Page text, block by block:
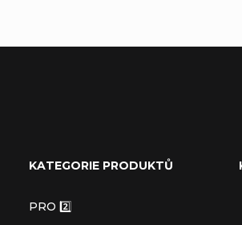
KATEGORIE PRODUKTŮ
PRO 2️⃣